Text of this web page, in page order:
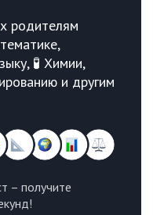
родителям
🧪 Химии,
и другим
– получите